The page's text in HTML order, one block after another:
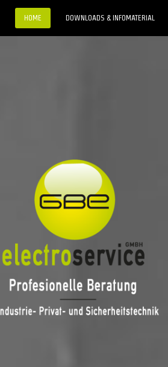
HOME DOWNLOADS & INFOMATERIAL